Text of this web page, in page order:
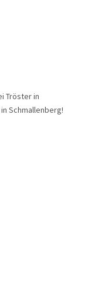
Tröster in
Schmallenberg!